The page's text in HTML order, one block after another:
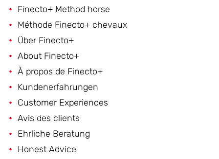
Finecto+ Method horse
Méthode Finecto+ chevaux
Über Finecto+
About Finecto+
À propos de Finecto+
Kundenerfahrungen
Customer Experiences
Avis des clients
Ehrliche Beratung
Honest Advice